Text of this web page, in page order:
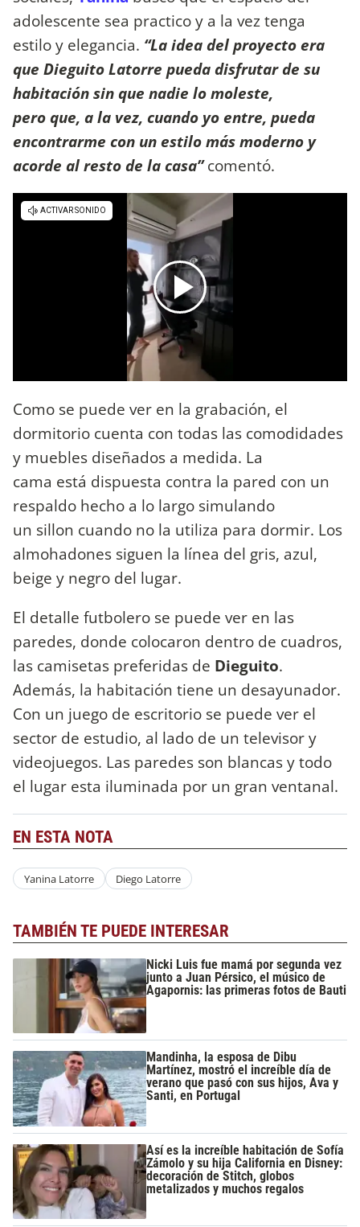
adolescente sea practico y a la vez tenga
estilo y elegancia. “La idea del proyecto era
que Dieguito Latorre pueda disfrutar de su
habitación sin que nadie lo moleste,
pero que, a la vez, cuando yo entre, pueda
encontrarme con un estilo más moderno y
acorde al resto de la casa” comentó.
Como se puede ver en la grabación, el
dormitorio cuenta con todas las comodidades
y muebles diseñados a medida. La
cama está dispuesta contra la pared con un
respaldo hecho a lo largo simulando
un sillon cuando no la utiliza para dormir. Los
almohadones siguen la línea del gris, azul,
beige y negro del lugar.
El detalle futbolero se puede ver en las
paredes, donde colocaron dentro de cuadros,
las camisetas preferidas de Dieguito.
Además, la habitación tiene un desayunador.
Con un juego de escritorio se puede ver el
sector de estudio, al lado de un televisor y
videojuegos. Las paredes son blancas y todo
el lugar esta iluminada por un gran ventanal.
EN ESTA NOTA
Yanina Latorre Diego Latorre
TAMBIÉN TE PUEDE INTERESAR
Nicki Luis fue mamá por segunda vez
junto a Juan Pérsico, el músico de
Agapornis: las primeras fotos de Bauti
Mandinha, la esposa de Dibu
Martínez, mostró el increíble día de
verano que pasó con sus hijos, Ava y
Santi, en Portugal
Así es la increíble habitación de Sofía
Zámolo y su hija California en Disney:
decoración de Stitch, globos
metalizados y muchos regalos